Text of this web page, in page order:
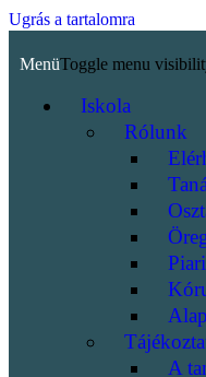
Ugrás a tartalomra
MenüToggle menu
Iskola
Rólunk
A